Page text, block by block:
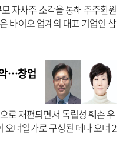
자사주 소각을 통해 주주환원
바이오 업계의 대표 기업인 삼
을 한 차례도 실시하지 않아
…창업
로 재편되면서 독립성 훼손 우
오너일가로 구성된 데다 오너 2
, 견제와 감시 기능이 제대로